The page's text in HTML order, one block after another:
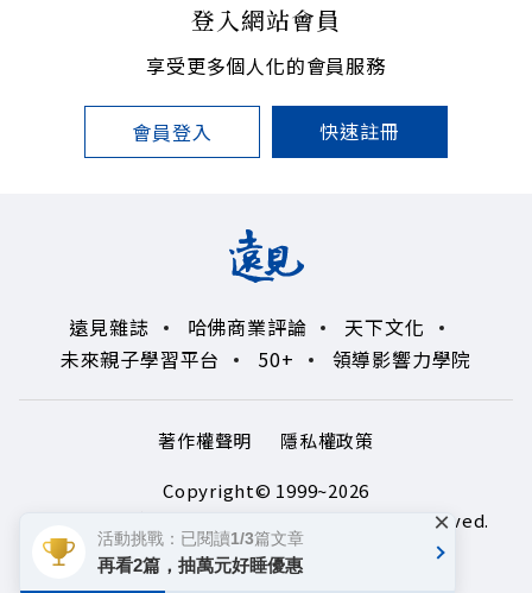
登入網站會員
享受更多個人化的會員服務
會員登入 快速註冊
遠見雜誌 哈佛商業評論
天下文化
未來親子學習平台
50+ 領導影響力學院
著作權聲明
隱私權政策
Copyright© 1999~2026
遠見天下文化出版股份有限公司. All rights reserved.
活動挑戰：已閱讀1/3篇文章
再看2篇，抽萬元好睡優惠
×